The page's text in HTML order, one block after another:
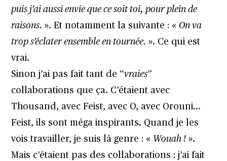
puis j’ai aussi envie que ce soit toi, pour plein de
raisons. ». Et notamment la suivante : «On va
trop s’éclater ensemble en tournée. ». Ce qui est
vrai.
Sinon j’ai pas fait tant de “vraies”
collaborations que ça. C’étaient avec
Thousand, avec Feist, avec O, avec Orouni…
Feist, ils sont méga inspirants. Quand je les
vois travailler, je suis là genre : « Wouah ! ».
Mais c’étaient pas des collaborations : j’ai fait